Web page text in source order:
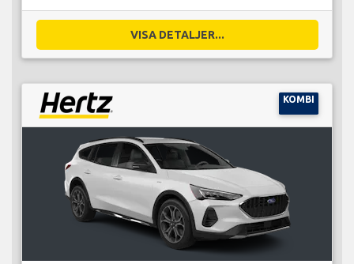
VISA DETALJER...
KOMBI